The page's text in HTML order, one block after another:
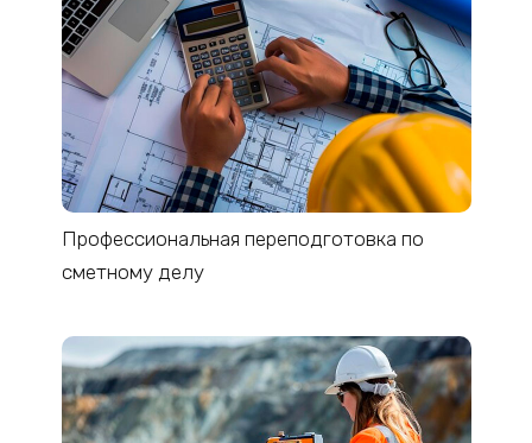
Профессиональная переподготовка по
сметному делу